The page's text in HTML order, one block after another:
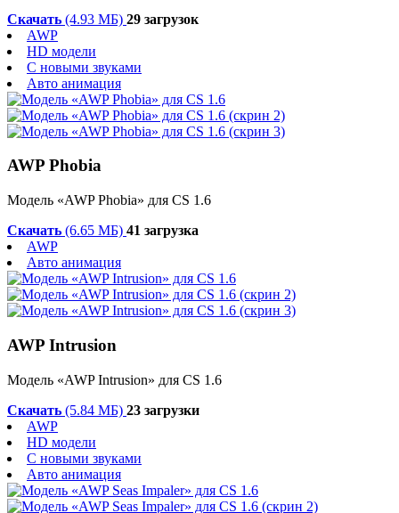
Скачать (4.93 МБ) 29 загрузок
AWP
HD модели
С новыми звуками
Авто анимация
AWP Phobia
Модель «AWP Phobia» для CS 1.6
Скачать (6.65 МБ) 41 загрузка
AWP
Авто анимация
AWP Intrusion
Модель «AWP Intrusion» для CS 1.6
Скачать (5.84 МБ) 23 загрузки
AWP
HD модели
С новыми звуками
Авто анимация